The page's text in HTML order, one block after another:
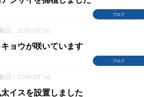
ブログ
日：2019.07.06
ブログ
ョウが咲いています
日：2019.07.06
イスを設置しました